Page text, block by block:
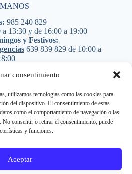
consentimiento
utilizamos tecnologías como las cookies para
del dispositivo. El consentimiento de estas
como el comportamiento de navegación o las
consentir o retirar el consentimiento, puede
y funciones.
Aceptar
985 240 829
13:30 y de 16:00 a 19:00
y Festivos:
639 839 829de 10:00 a
en RRSS